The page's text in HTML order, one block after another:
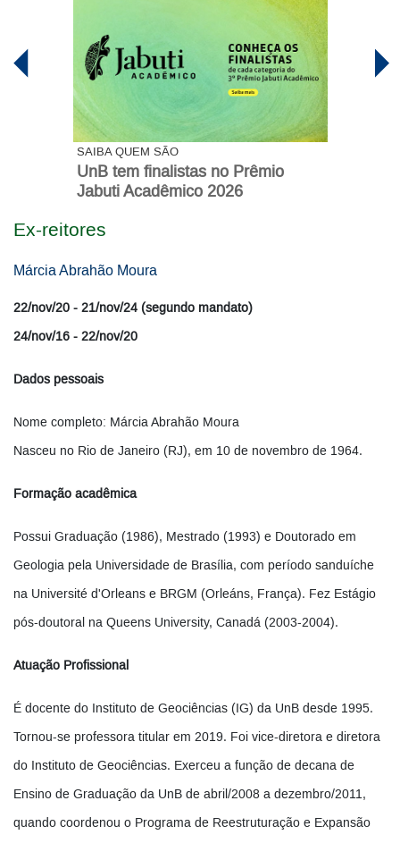
SAIBA QUEM SÃO
UnB tem finalistas no Prêmio
Jabuti Acadêmico 2026
Ex-reitores
Márcia Abrahão Moura
22/nov/20 - 21/nov/24 (segundo mandato)
24/nov/16 - 22/nov/20
Dados pessoais
Nome completo: Márcia Abrahão Moura
Nasceu no Rio de Janeiro (RJ), em 10 de novembro de 1964.
Formação acadêmica
Possui Graduação (1986), Mestrado (1993) e Doutorado em
Geologia pela Universidade de Brasília, com período sanduíche
na Université d'Orleans e BRGM (Orleáns, França). Fez Estágio
pós-doutoral na Queens University, Canadá (2003-2004).
Atuação Profissional
É docente do Instituto de Geociências (IG) da UnB desde 1995.
Tornou-se professora titular em 2019. Foi vice-diretora e diretora
do Instituto de Geociências. Exerceu a função de decana de
Ensino de Graduação da UnB de abril/2008 a dezembro/2011,
quando coordenou o Programa de Reestruturação e Expansão